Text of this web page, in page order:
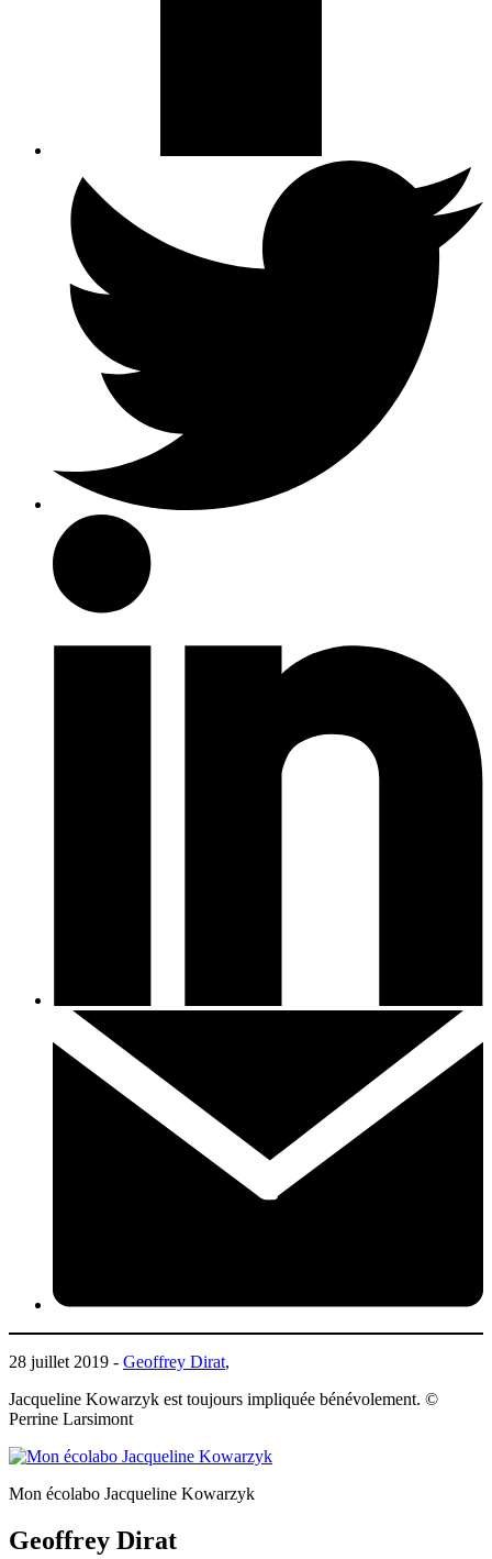
28 juillet 2019 - Geoffrey Dirat,
Jacqueline Kowarzyk est toujours impliquée bénévolement. ©
Perrine Larsimont
Mon écolabo Jacqueline Kowarzyk
Geoffrey Dirat